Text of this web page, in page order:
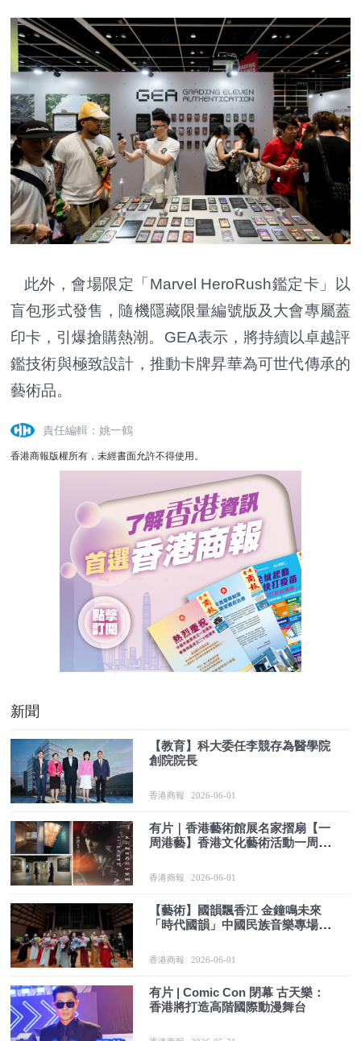
此外，會場限定「Marvel HeroRush鑑定卡」以
盲包形式發售，隨機隱藏限量編號版及大會專屬蓋
印卡，引爆搶購熱潮。GEA表示，將持續以卓越評
鑑技術與極致設計，推動卡牌昇華為可世代傳承的
藝術品。
責任編輯：姚一鶴
香港商報版權所有，未經書面允許不得使用。
新聞
【教育】科大委任李競存為醫學院
創院院長
香港商報 2026-06-01
有片｜香港藝術館展名家摺扇【一
周港藝】香港文化藝術活動一周菜
香港商報 2026-06-01
【藝術】國韻飄香江 金鐘鳴未來
「時代國韻」中國民族音樂專場音
香港商報 2026-06-01
有片 | Comic Con 閉幕 古天樂：
香港將打造高階國際動漫舞台